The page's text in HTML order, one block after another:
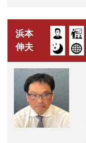
浜本
伸夫